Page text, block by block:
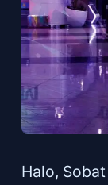
Halo,